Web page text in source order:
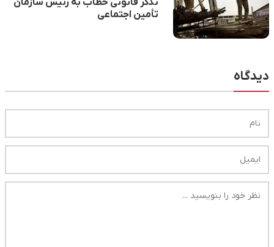
تذکر قانونی خطاب به رئیس سازمان
تأمین اجتماعی
دیدگاه